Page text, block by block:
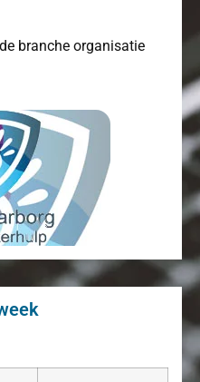
branche organisatie